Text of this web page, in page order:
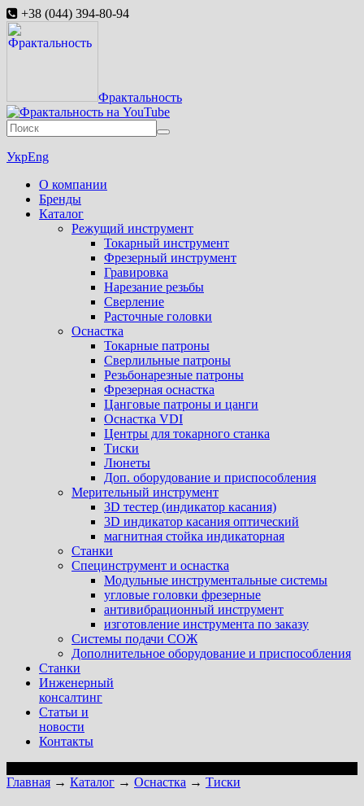
+38 (044) 394-80-94
Фрактальность
УкрEng
О компании
Бренды
Каталог
Режущий инструмент
Токарный инструмент
Фрезерный инструмент
Гравировка
Нарезание резьбы
Сверление
Расточные головки
Оснастка
Токарные патроны
Сверлильные патроны
Резьбонарезные патроны
Фрезерная оснастка
Цанговые патроны и цанги
Оснастка VDI
Центры для токарного станка
Тиски
Люнеты
Доп. оборудование и приспособления
Мерительный инструмент
3D тестер (индикатор касания)
3D индикатор касания оптический
магнитная стойка индикаторная
Станки
Специнструмент и оснастка
Модульные инструментальные системы
угловые головки фрезерные
антивибрационный инструмент
изготовление инструмента по заказу
Системы подачи СОЖ
Дополнительное оборудование и приспособления
Станки
Инженерный
консалтинг
Статьи и
новости
Контакты
Главная → Каталог → Оснастка → Тиски